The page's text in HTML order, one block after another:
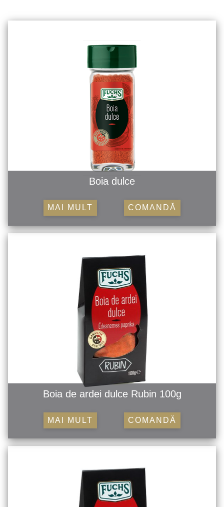
Boia dulce
MAI MULT COMANDĂ
Boia de ardei dulce Rubin 100g
MAI MULT COMANDĂ